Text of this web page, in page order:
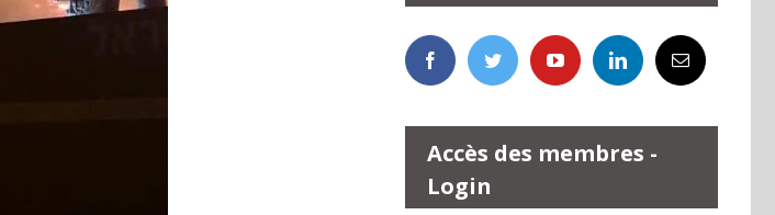
Accès des membres -
Login